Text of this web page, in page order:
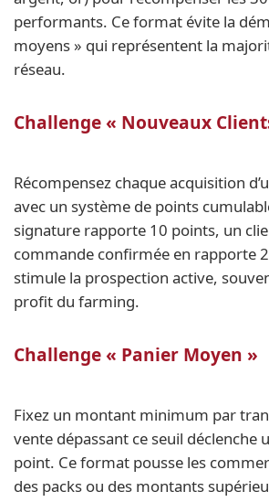
performants. Ce format évite la
moyens » qui représentent la
réseau.
Challenge « Nouveaux
Récompensez chaque acquisition
avec un système de points
signature rapporte 10 points, un
commande confirmée en rapporte
stimule la prospection active,
profit du farming.
Challenge « Panier Moyen »
Fixez un montant minimum par
vente dépassant ce seuil déclenche
point. Ce format pousse les
des packs ou des montants